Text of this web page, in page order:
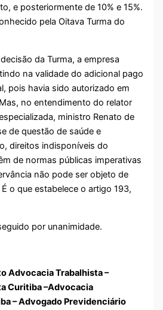
e posteriormente de 10% e 15%.
pela Oitava Turma do
da Turma, a empresa
na validade do adicional pago
pois havia sido autorizado em
no entendimento do relator
ministro Renato de
de questão de saúde e
direitos indisponíveis do
de normas públicas imperativas
não pode ser objeto de
o que estabelece o artigo 193,
por unanimidade.
Advocacia Trabalhista –
Curitiba –Advocacia
– Advogado Previdenciário